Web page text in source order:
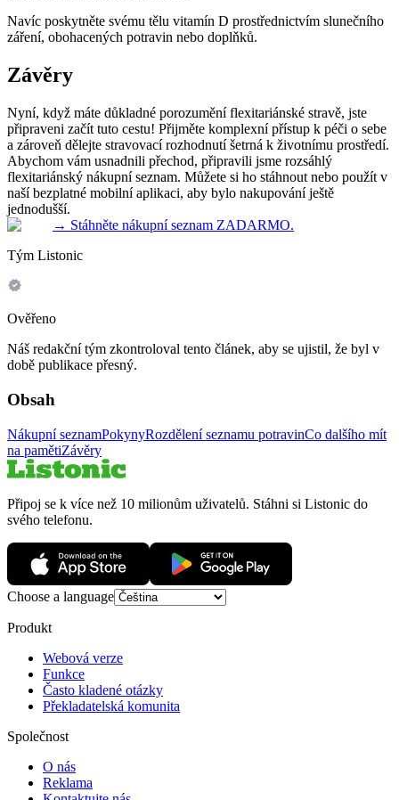
Navíc poskytněte svému tělu vitamín D prostřednictvím slunečního
záření, obohacených potravin nebo doplňků.
Závěry
Nyní, když máte důkladné porozumění flexitariánské stravě, jste
připraveni začít tuto cestu! Přijměte komplexní přístup k péči o sebe
a zároveň dělejte stravovací rozhodnutí šetrná k životnímu prostředí.
Abychom vám usnadnili přechod, připravili jsme rozsáhlý
flexitariánský nákupní seznam. Můžete si ho stáhnout nebo použít v
naší bezplatné mobilní aplikaci, aby bylo nakupování ještě
jednodušší.
→ Stáhněte nákupní seznam ZADARMO.
Tým Listonic
Ověřeno
Náš redakční tým zkontroloval tento článek, aby se ujistil, že byl v
době publikace přesný.
Obsah
Nákupní seznamPokynyRozdělení seznamu potravinCo dalšího mít
na pamětiZávěry
Připoj se k více než 10 milionům uživatelů. Stáhni si Listonic do
svého telefonu.
Choose a language
Produkt
Webová verze
Funkce
Často kladené otázky
Překladatelská komunita
Společnost
O nás
Reklama